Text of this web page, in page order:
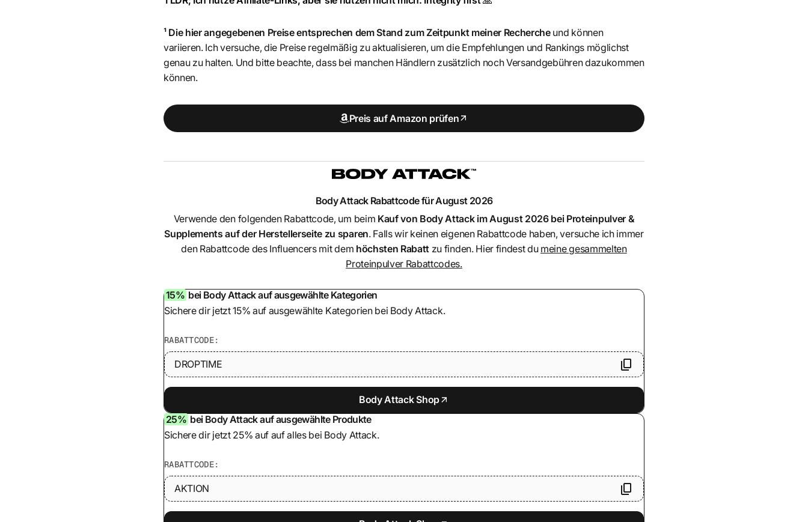
¹ Die hier angegebenen Preise entsprechen dem Stand zum Zeitpunkt meiner Rechercheund können
variieren. Ich versuche, die Preise regelmäßig zu aktualisieren, um die Empfehlungen und Rankings möglichst
genau zu halten. Und bitte beachte, dass bei manchen Händlern zusätzlich noch Versandgebühren dazukommen
können.
Preis auf Amazon prüfen
Body AttackRabattcode für August 2026
Verwende den folgenden Rabattcode, um beim Kauf von Body Attackim August 2026 bei Proteinpulver &
Supplements auf der Herstellerseite zu sparen. Falls wir keinen eigenen Rabattcode haben, versuche ich immer
den Rabattcode des Influencers mit dem höchsten Rabatt zu finden. Hier findest du meine gesammelten
Proteinpulver Rabattcodes.
15% bei Body Attack auf ausgewählte Kategorien
Sichere dir jetzt 15% auf ausgewählte Kategorien bei Body Attack.
RABATTCODE:
DROPTIME
Body Attack Shop
25% bei Body Attack auf ausgewählte Produkte
Sichere dir jetzt 25% auf auf alles bei Body Attack.
RABATTCODE:
AKTION